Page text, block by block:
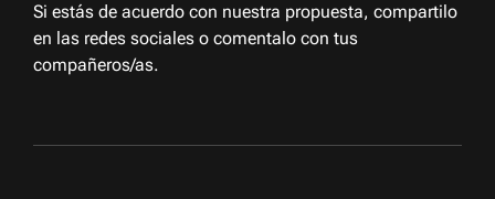
Si estás de acuerdo con nuestra propuesta, compartilo
en las redes sociales o comentalo con tus
compañeros/as.